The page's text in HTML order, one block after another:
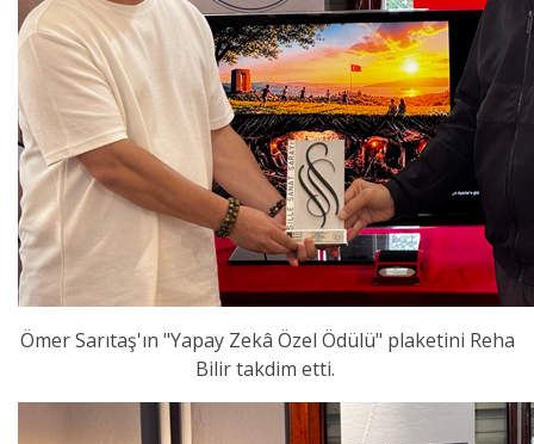
Ömer Sarıtaş'ın "Yapay Zekâ Özel Ödülü" plaketini Reha
Bilir takdim etti.